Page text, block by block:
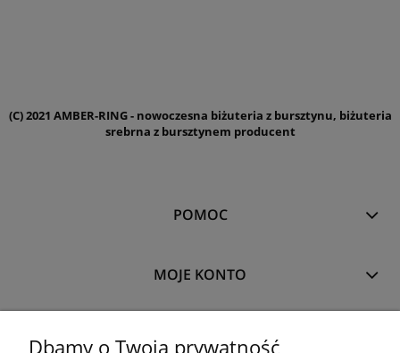
(C) 2021 AMBER-RING - nowoczesna biżuteria z bursztynu, biżuteria
srebrna z bursztynem producent
POMOC
MOJE KONTO
Dbamy o Twoją prywatność